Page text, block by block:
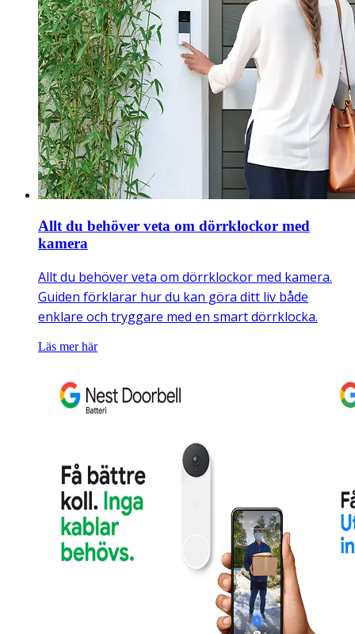
Allt du behöver veta om dörrklockor med
kamera
Allt du behöver veta om dörrklockor med kamera.
Guiden förklarar hur du kan göra ditt liv både
enklare och tryggare med en smart dörrklocka.
Läs mer här